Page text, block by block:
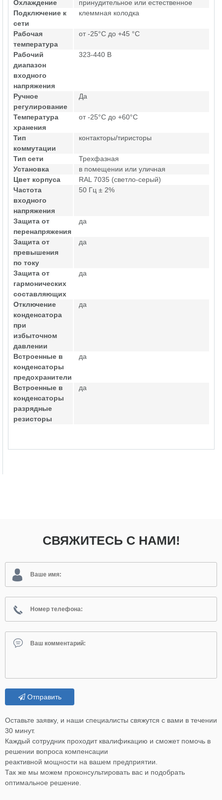
Охлаждение
принудительное или естественное
Подключение к
сети
клеммная колодка
Рабочая
температура
от -25°C до +45 °C
Рабочий
диапазон
входного
напряжения
323-440 В
Ручное
регулирование
Да
Температура
хранения
от -25°C до +60°C
Тип
коммутации
контакторы/тиристоры
Тип сети
Трехфазная
Установка
в помещении или уличная
Цвет корпуса
RAL 7035 (светло-серый)
Частота
входного
напряжения
50 Гц ± 2%
Защита от
перенапряжения
да
Защита от
превышения
по току
да
Защита от
гармонических
составляющих
да
Отключение
конденсатора
при
избыточном
давлении
да
Встроенные в
конденсаторы
предохранители
да
Встроенные в
конденсаторы
разрядные
резисторы
да
СВЯЖИТЕСЬ С НАМИ!
Отправить
Оставьте заявку, и наши специалисты свяжутся с вами в течении
30 минут.
Каждый сотрудник проходит квалификацию и сможет помочь в
решении вопроса компенсации
реактивной мощности на вашем предприятии.
Так же мы можем проконсультировать вас и подобрать
оптимальное решение.